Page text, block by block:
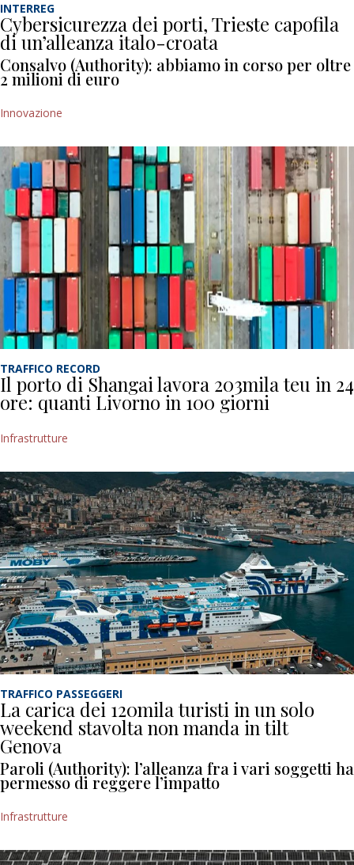
INTERREG
Cybersicurezza dei porti, Trieste capofila
di un’alleanza italo-croata
Consalvo (Authority): abbiamo in corso per oltre
2 milioni di euro
Innovazione
TRAFFICO RECORD
Il porto di Shangai lavora 203mila teu in 24
ore: quanti Livorno in 100 giorni
Infrastrutture
TRAFFICO PASSEGGERI
La carica dei 120mila turisti in un solo
weekend stavolta non manda in tilt
Genova
Paroli (Authority): l’alleanza fra i vari soggetti ha
permesso di reggere l’impatto
Infrastrutture